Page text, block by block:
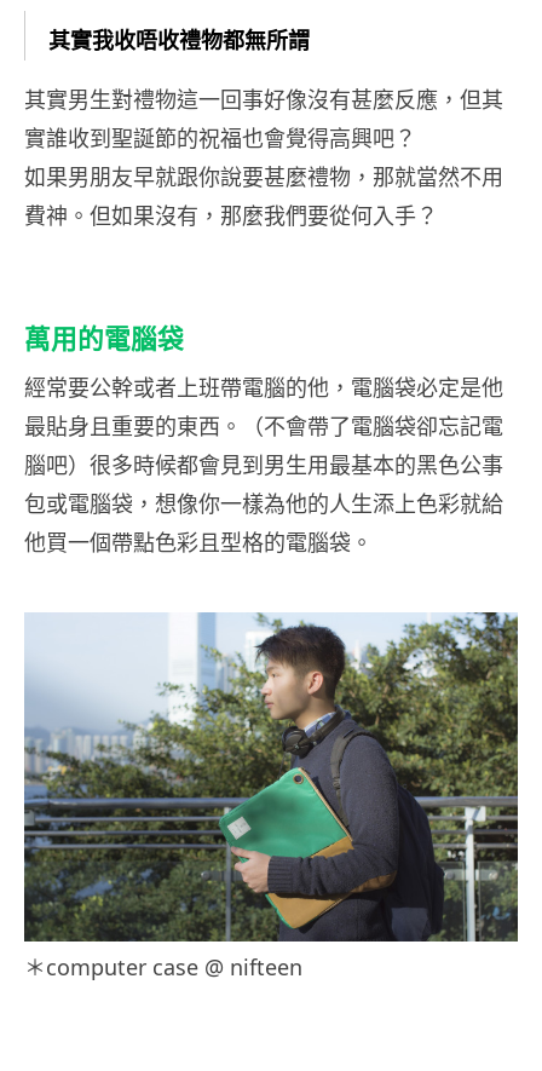
的
sweater
之外，還
帶有點紳
住不要讓
你心愛的
女孩著
涼，在有
點寒冷的
她。
sweater
@
America
n Eagle
Tips for
boys –
如果不曉
得陪襯甚
麼顏色的
褲子，就
其實我收唔收禮物都無所謂
其實男生對禮物這一回事好像沒有甚麼反應，但其
實誰收到聖誕節的祝福也會覺得高興吧？
如果男朋友早就跟你說要甚麼禮物，那就當然不用
費神。但如果沒有，那麼我們要從何入手？
萬用的電腦袋
經常要公幹或者上班帶電腦的他，電腦袋必定是他
最貼身且重要的東西。（不會帶了電腦袋卻忘記電
腦吧）很多時候都會見到男生用最基本的黑色公事
包或電腦袋，想像你一樣為他的人生添上色彩就給
他買一個帶點色彩且型格的電腦袋。
＊computer case @ nifteen